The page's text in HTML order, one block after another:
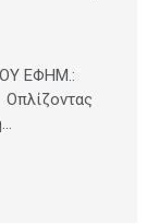
ΕΦΗΜ.: